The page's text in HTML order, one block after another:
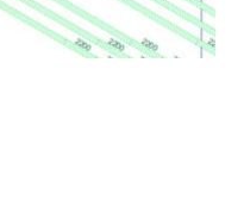
Kopfbahnhof